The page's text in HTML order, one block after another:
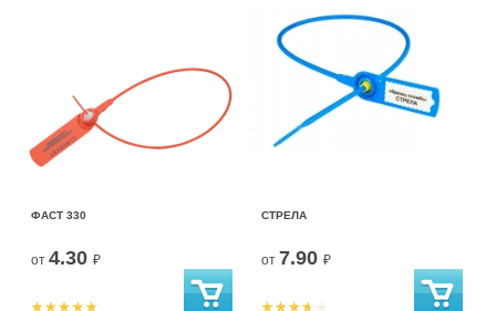
ФАСТ 330
от 4.30 ₽
СТРЕЛА
от 7.90 ₽